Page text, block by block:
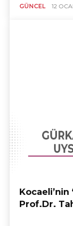
GÜNCEL 12
Prof.Dr.